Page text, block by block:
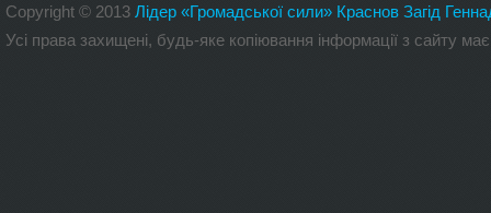
Copyright © 2013 Лідер «Громадської сили» Краснов Загід
Усі права захищені, будь-яке копіювання інформації з сайту